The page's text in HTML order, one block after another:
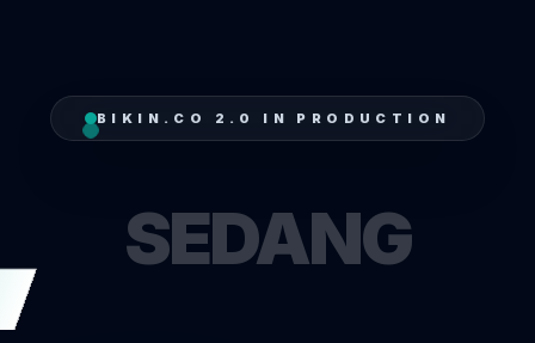
BIKIN.CO 2.0 IN PRODUCTION
SEDANG